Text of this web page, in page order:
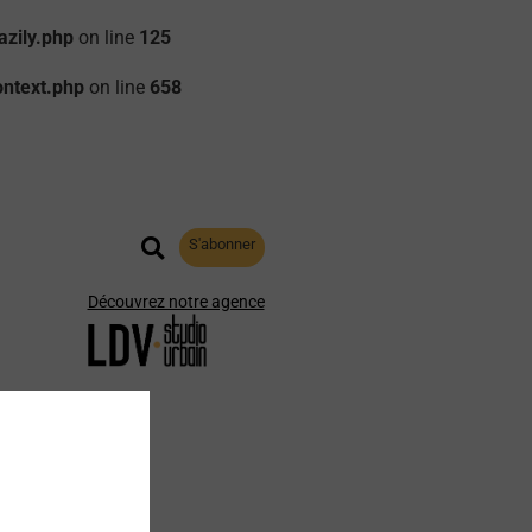
on line 125
on line 658
S'abonner
Découvrez notre agence